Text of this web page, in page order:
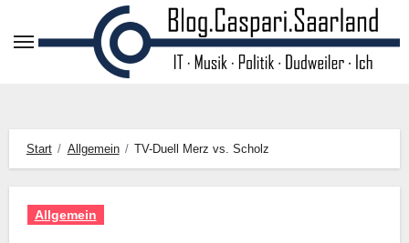
Inhalt
Start Allgemein TV-Duell Merz vs. Scholz
Allgemein